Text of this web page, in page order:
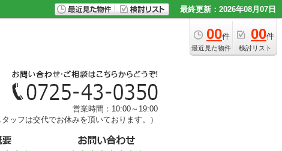
最終更新：2026年08月07日
00件
最近見た物件
00件
検討リスト
営業時間：10:00～19:00
ッフは交代でお休みを頂いております。）